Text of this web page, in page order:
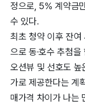
정으로, 5% 계약금
수 있다.
최초 청약 이후 잔
으로 동·호수 추첨
오션뷰 및 선호도 높
가로 제공한다는 계
매가격 차이가 나는